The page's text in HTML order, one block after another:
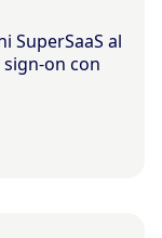
SuperSaaS al
on con